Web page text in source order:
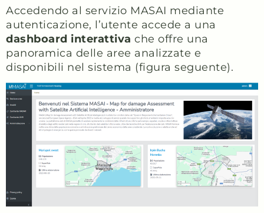
Accedendo al servizio MASAI mediante
autenticazione, l’utente accede a una
dashboard interattiva che offre una
panoramica delle aree analizzate e
disponibili nel sistema (figura seguente).